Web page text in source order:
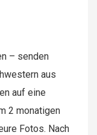
– senden
aus
auf eine
2 monatigen
Fotos. Nach